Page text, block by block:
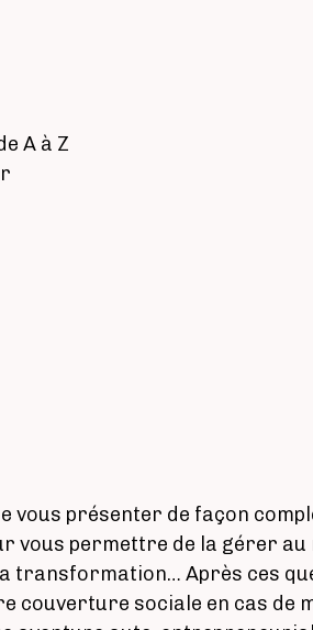
A à Z
vous présenter de façon
vous permettre de la gérer
transformation… Après ces
sociale en cas de